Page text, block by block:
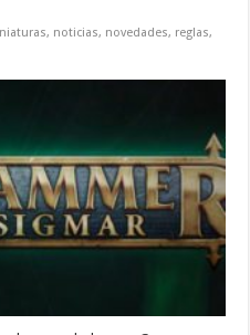
, noticias, novedades, reglas,